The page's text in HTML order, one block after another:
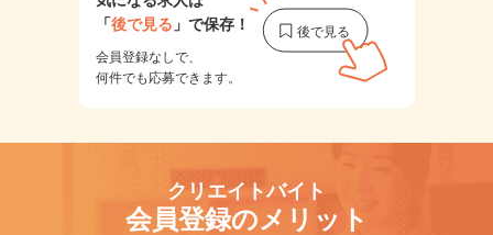
「後で見る 」で保存！
会員登録なしで、
何件でも応募できます。
クリエイトバイト
会員登録のメリット